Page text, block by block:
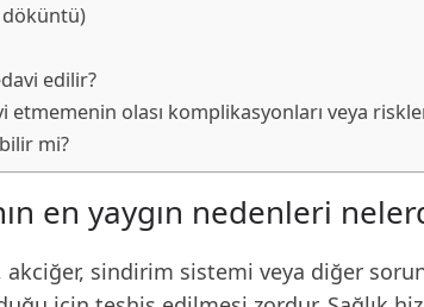
döküntü)
edilir?
etmemenin olası komplikasyonları veya
mi?
en yaygın nedenleri
akciğer, sindirim sistemi veya diğer